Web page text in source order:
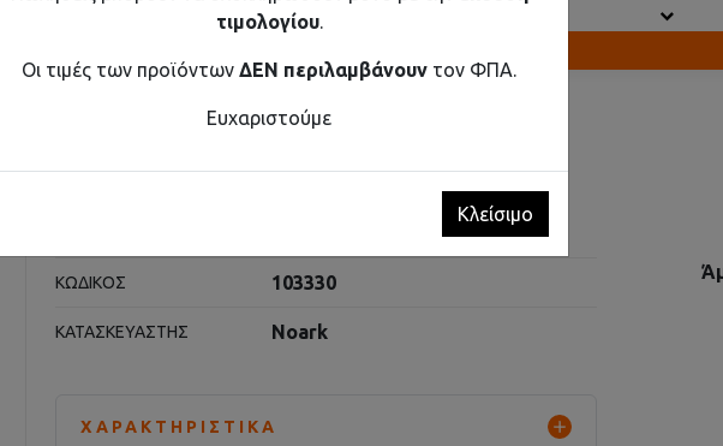
ΦΥΣΊΓΓΙ AC T1+T2 12.5KA
AC T1+T2 12.5kA
ΚΩΔΙΚΌΣ 103330
ΚΑΤΑΣΚΕΥΑΣΤΉΣ Noark
ΧΑΡΑΚΤΗΡΙΣΤΙΚΆ
τιμολογίου.
Οι τιμές των προϊόντων ΔΕΝ περιλαμβάνουν τον ΦΠΑ.
Ευχαριστούμε
Κλείσιμο